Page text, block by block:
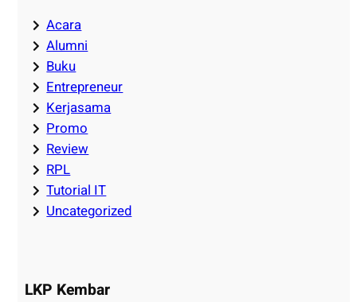
Acara
Alumni
Buku
Entrepreneur
Kerjasama
Promo
Review
RPL
Tutorial IT
Uncategorized
LKP Kembar